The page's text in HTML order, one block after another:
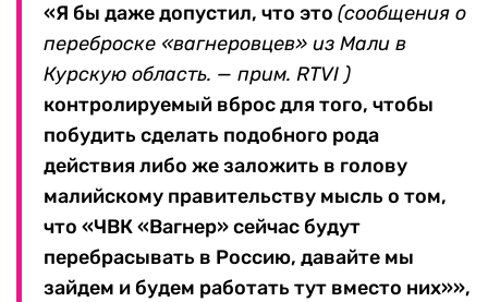
«Я бы даже допустил, что это (сообщения о
переброске «вагнеровцев» из Мали в
Курскую область. — прим. RTVI )
контролируемый вброс для того, чтобы
побудить сделать подобного рода
действия либо же заложить в голову
малийскому правительству мысль о том,
что «ЧВК «Вагнер» сейчас будут
перебрасывать в Россию, давайте мы
зайдем и будем работать тут вместо них»»,